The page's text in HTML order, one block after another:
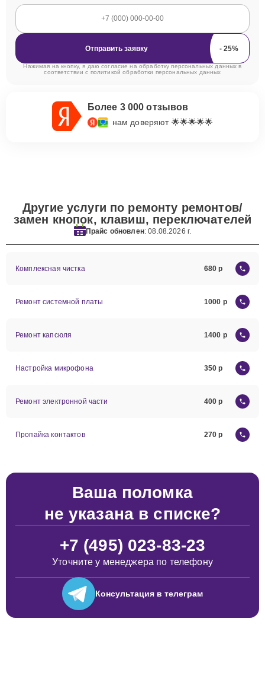
Отправить заявку
Нажимая на кнопку, я даю согласие на обработку персональных данных в
соответствии с политикой обработки персональных данных
Более 3 000 отзывов
нам доверяют 🌟🌟🌟🌟🌟
Другие услуги по ремонту ремонтов/
замен кнопок, клавиш, переключателей
Прайс обновлен: 08.08.2026 г.
Комплексная чистка 680
Ремонт системной платы 1000
Ремонт капсюля 1400
Настройка микрофона 350
Ремонт электронной части 400
Пропайка контактов 270
Ваша поломка
не указана в списке?
+7 (495) 023-83-23
Уточните у менеджера по телефону
Консультация в телеграм